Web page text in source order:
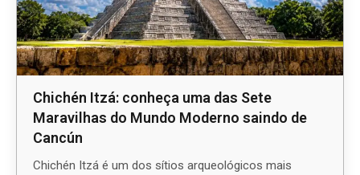
Chichén Itzá: conheça uma das Sete
Maravilhas do Mundo Moderno saindo de
Cancún
Chichén Itzá é um dos sítios arqueológicos mais